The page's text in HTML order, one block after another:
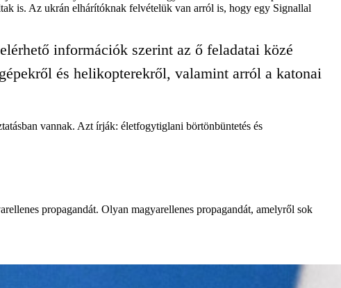
is. Az ukrán elhárítóknak felvételük van arról is, hogy egy Signallal
információk szerint az ő feladatai közé
és helikopterekről, valamint arról a katonai
vannak. Azt írják: életfogytiglani börtönbüntetés és
propagandát. Olyan magyarellenes propagandát, amelyről sok